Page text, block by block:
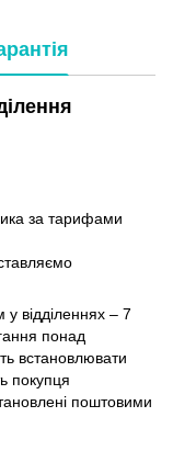
за тарифами
відділеннях – 7
понад
встановлювати
покупця
поштовими